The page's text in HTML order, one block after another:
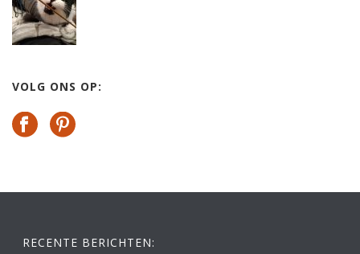
VOLG ONS OP:
RECENTE BERICHTEN: